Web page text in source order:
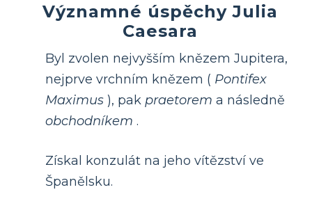
Významné úspěchy Julia
Caesara
Byl zvolen nejvyšším knězem Jupitera,
nejprve vrchním knězem ( Pontifex
Maximus ), pak praetorem a následně
obchodníkem .
Získal konzulát na jeho vítězství ve
Španělsku.